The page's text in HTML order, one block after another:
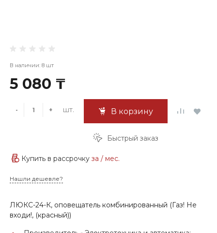
В наличии: 8 шт
5 080 ₸
- + шт. В корзину
Быстрый заказ
Купить в рассрочку за / мес.
Нашли дешевле?
ЛЮКС-24-К, оповещатель комбинированный (Газ! Не
входи!, (красный))